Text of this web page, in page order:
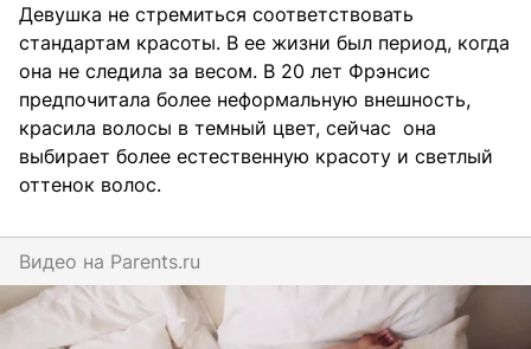
Девушка не стремиться соответствовать
стандартам красоты. В ее жизни был период, когда
она не следила за весом. В 20 лет Фрэнсис
предпочитала более неформальную внешность,
красила волосы в темный цвет, сейчас она
выбирает более естественную красоту и светлый
оттенок волос.
Видео на parents.ru